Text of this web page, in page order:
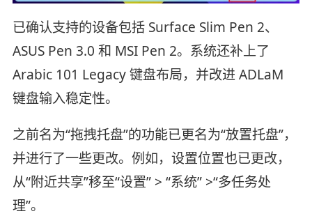
已确认支持的设备包括 Surface Slim Pen 2、
ASUS Pen 3.0 和 MSI Pen 2。系统还补上了
Arabic 101 Legacy 键盘布局，并改进 ADLaM
键盘输入稳定性。
之前名为“拖拽托盘”的功能已更名为“放置托盘”，
并进行了一些更改。例如，设置位置也已更改，
从“附近共享”移至“设置” > “系统” >“多任务处
理”。